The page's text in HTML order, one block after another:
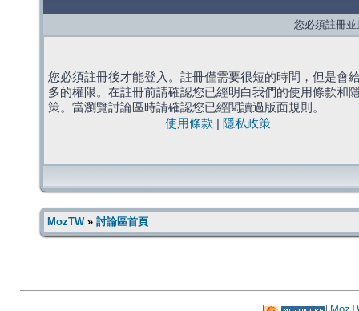
您必須註冊
您必須註冊後才能登入。註冊僅需要很短的時間，但是會
多的權限。在註冊前請確認您已經明白我們的使用條款和
策。當瀏覽討論區時請確認您已經閱讀過版面規則。
使用條款
隱私政策
MozTW» 討論區首頁